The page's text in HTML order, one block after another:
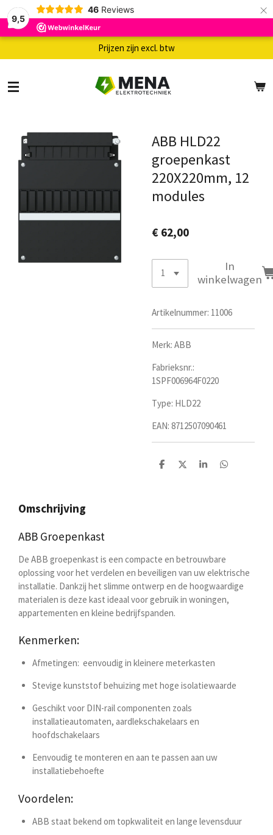
9,5
46 Reviews ×
Prijzen zijn excl. btw
ABB HLD22
groepenkast
220X220mm, 12
modules
€ 62,00
In
winkelwagen
Artikelnummer: 11006
Merk: ABB
Fabrieksnr.:
1SPF006964F0220
Type: HLD22
EAN: 8712507090461
D
D
S
D
Omschrijving
ABB Groepenkast
De ABB groepenkast is een compacte en betrouwbare
oplossing voor het verdelen en beveiligen van uw elektrische
installatie. Dankzij het slimme ontwerp en de hoogwaardige
materialen is deze kast ideaal voor gebruik in woningen,
appartementen en kleine bedrijfspanden.
Kenmerken:
Afmetingen: eenvoudig in kleinere meterkasten
Stevige kunststof behuizing met hoge isolatiewaarde
Geschikt voor DIN-rail componenten zoals
installatieautomaten, aardlekschakelaars en
hoofdschakelaars
Eenvoudig te monteren en aan te passen aan uw
installatiebehoefte
Voordelen:
ABB staat bekend om topkwaliteit en lange levensduur